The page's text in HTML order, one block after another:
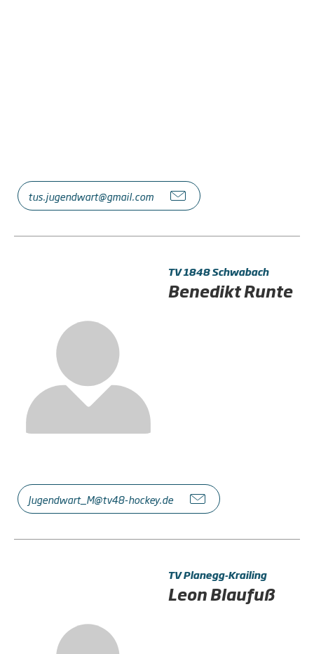
tus.jugendwart@gmail.com
TV 1848 Schwabach
Benedikt Runte
Jugendwart_M@tv48-hockey.de
TV Planegg-Krailing
Leon Blaufuß